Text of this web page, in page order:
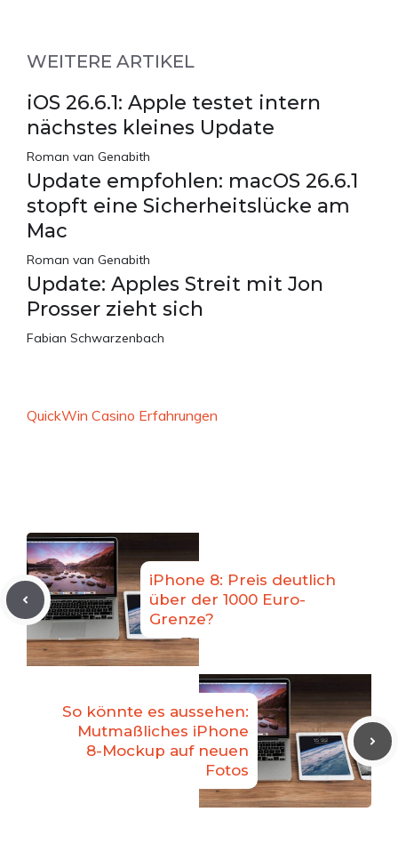
WEITERE ARTIKEL
iOS 26.6.1: Apple testet intern
nächstes kleines Update
Roman van Genabith
Update empfohlen: macOS 26.6.1
stopft eine Sicherheitslücke am
Mac
Roman van Genabith
Update: Apples Streit mit Jon
Prosser zieht sich
Fabian Schwarzenbach
QuickWin Casino Erfahrungen
iPhone 8: Preis deutlich
über der 1000 Euro-
Grenze?
So könnte es aussehen:
Mutmaßliches iPhone
8-Mockup auf neuen
Fotos